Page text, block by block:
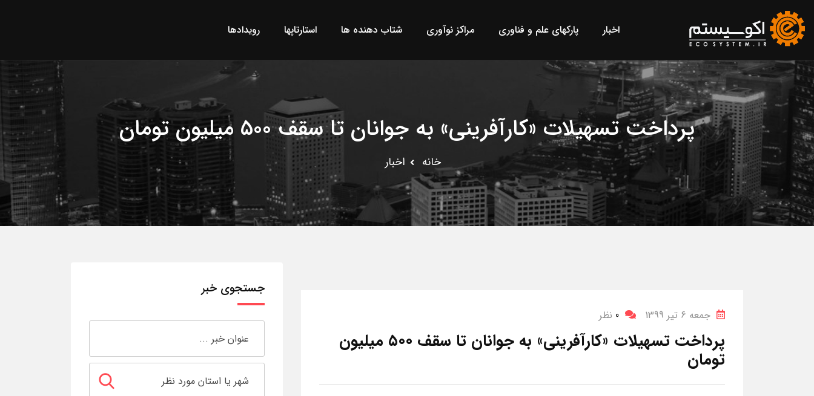
اخبار پارکهای علم و فناوری مراکز نوآوری شتاب دهنده ها استارتاپها رویدادها
پرداخت تسهیلات «کارآفرینی» به جوانان تا سقف ۵۰۰ میلیون تومان
خانه اخبار
جمعه 6 تیر 1399 0 نظر
پرداخت تسهیلات «کارآفرینی» به جوانان تا سقف ۵۰۰ میلیون
تومان
جستجوی خبر